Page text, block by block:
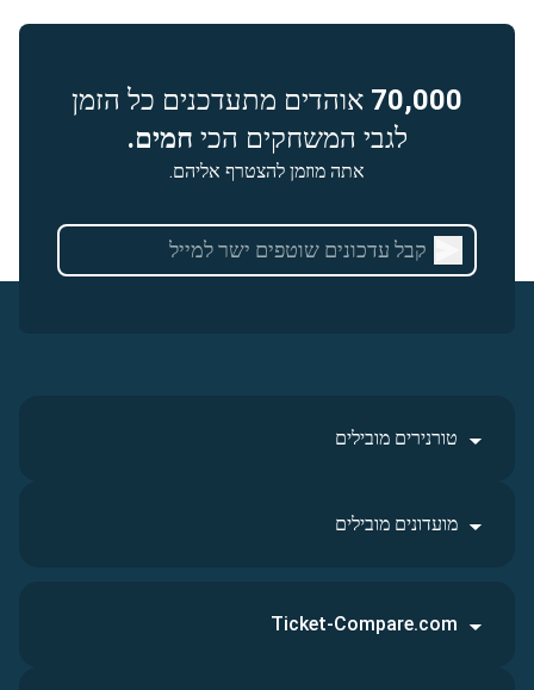
70,000 אוהדים מתעדכנים כל הזמן
לגבי המשחקים הכי חמים.
אתה מוזמן להצטרף אליהם.
טורנירים מובילים
מועדונים מובילים
Ticket-Compare.com